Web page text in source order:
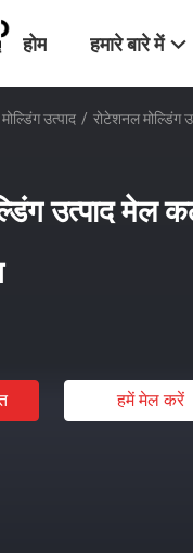
होम हमारे बारे में
उत्पाद / रोटेशनल मोल्डिंग
उत्पाद मेल
हमें मेल करें